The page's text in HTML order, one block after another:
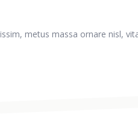
metus massa ornare nisl,